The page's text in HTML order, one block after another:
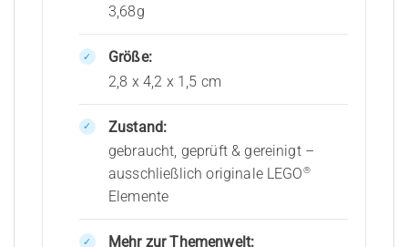
3,68g
Größe:
2,8 x 4,2 x 1,5 cm
Zustand:
gebraucht, geprüft & gereinigt –
ausschließlich originale LEGO®
Elemente
Mehr zur Themenwelt: